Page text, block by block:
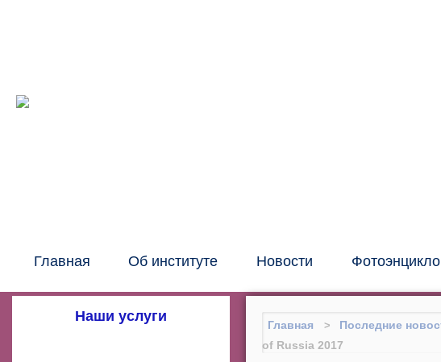
Главная Об институте Новости
Наши услуги
Главная Последние
of Russia 2017